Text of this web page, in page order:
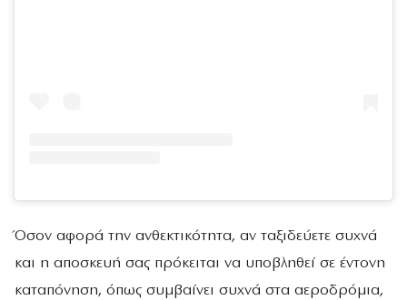
Όσον αφορά την ανθεκτικότητα, αν ταξιδεύετε συχνά
και η αποσκευή σας πρόκειται να υποβληθεί σε έντονη
καταπόνηση, όπως συμβαίνει συχνά στα αεροδρόμια,